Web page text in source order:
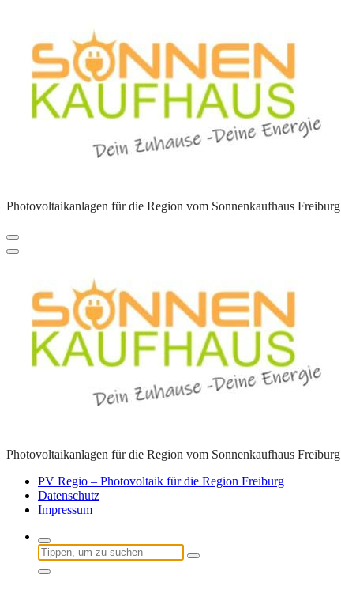
springen
Photovoltaikanlagen für die Region vom Sonnenkaufhaus Freiburg
Photovoltaikanlagen für die Region vom Sonnenkaufhaus Freiburg
PV Regio – Photovoltaik für die Region Freiburg
Datenschutz
Impressum
Suchen
nach: